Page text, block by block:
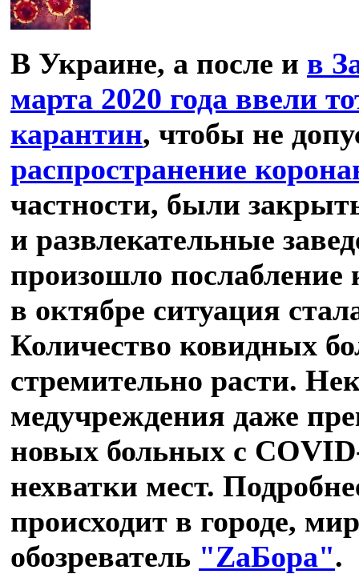
В Украине, а после и в
марта 2020 года ввели
карантин, чтобы не
распространение
частности, были
и развлекательные
произошло послабление
в октябре ситуация
Количество ковидных
стремительно расти.
медучреждения даже
новых больных с
нехватки мест.
происходит в городе,
обозреватель "ZаБора".